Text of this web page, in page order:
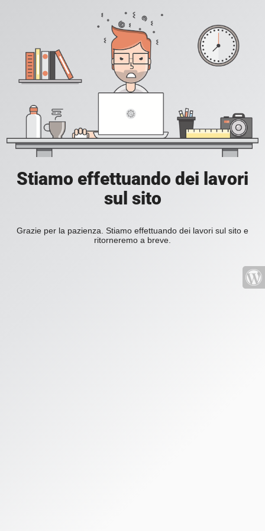
Stiamo effettuando dei lavori
sul sito
Grazie per la pazienza. Stiamo effettuando dei lavori sul sito e
ritorneremo a breve.